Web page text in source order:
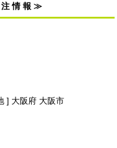
注 情 報 ≫
] 大阪府 大阪市